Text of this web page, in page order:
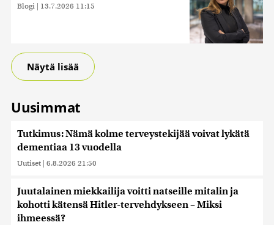
Blogi | 13.7.2026 11:15
Näytä lisää
Uusimmat
Tutkimus: Nämä kolme terveystekijää voivat lykätä
dementiaa 13 vuodella
Uutiset | 6.8.2026 21:50
Juutalainen miekkailija voitti natseille mitalin ja
kohotti kätensä Hitler-tervehdykseen – Miksi
ihmeessä?